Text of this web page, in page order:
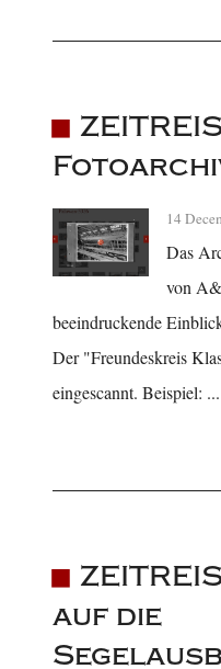
14
Das
von
beeindruckende
Der "Freundeskreis
eingescannt. Beispiel: ...
auf die